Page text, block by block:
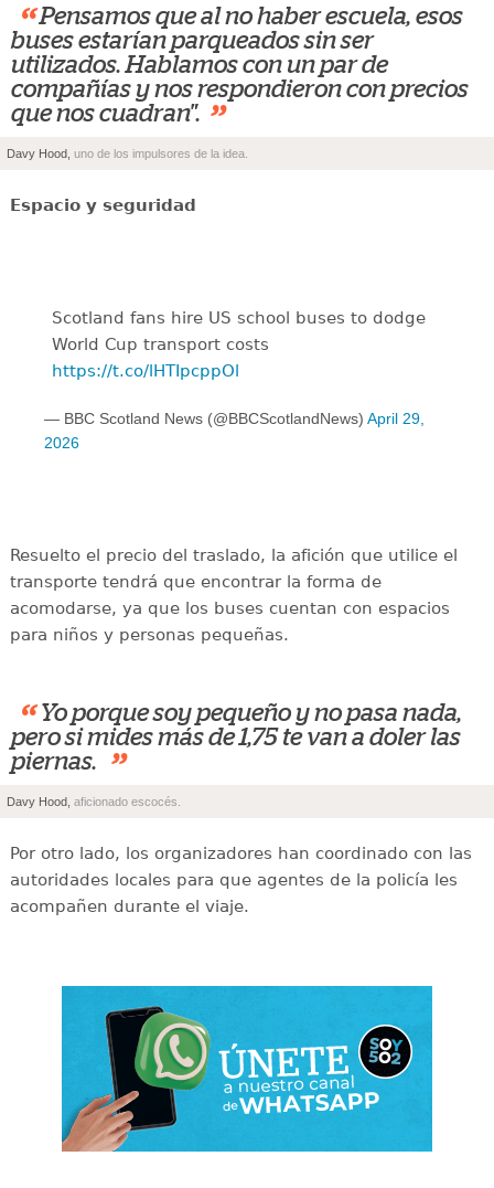
“ Pensamos que al no haber escuela, esos
buses estarían parqueados sin ser
utilizados. Hablamos con un par de
compañías y nos respondieron con precios
que nos cuadran". ”
Davy Hood, uno de los impulsores de la idea.
Espacio y seguridad
Scotland fans hire US school buses to dodge
World Cup transport costs
https://t.co/lHTIpcppOl
— BBC Scotland News (@BBCScotlandNews) April 29,
2026
Resuelto el precio del traslado, la afición que utilice el
transporte tendrá que encontrar la forma de
acomodarse, ya que los buses cuentan con espacios
para niños y personas pequeñas.
“ Yo porque soy pequeño y no pasa nada,
pero si mides más de 1,75 te van a doler las
piernas.
”
Davy Hood, aficionado escocés.
Por otro lado, los organizadores han coordinado con las
autoridades locales para que agentes de la policía les
acompañen durante el viaje.